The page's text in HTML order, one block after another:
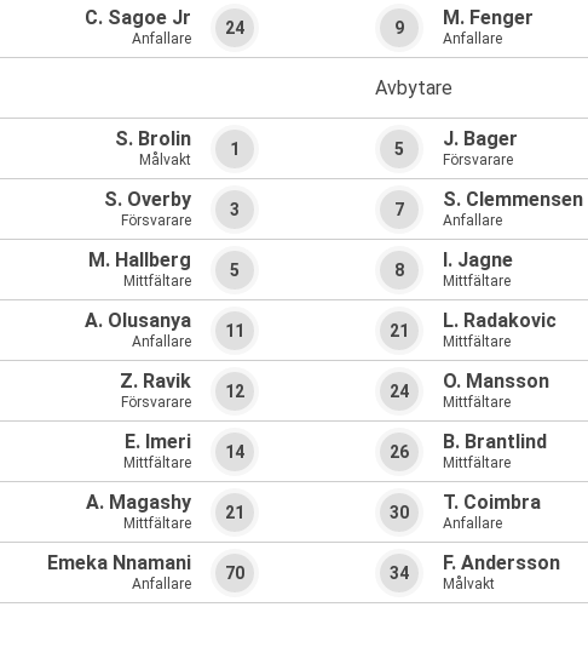
C. Sagoe Jr
Anfallare
24
S. Brolin
Målvakt
1
S. Overby
Försvarare
3
M. Hallberg
Mittfältare
5
A. Olusanya
Anfallare
11
Z. Ravik
Försvarare
12
E. Imeri
Mittfältare
14
A. Magashy
Mittfältare
21
Emeka Nnamani
Anfallare
70
9 M. Fenger
Anfallare
Avbytare
5 J. Bager
Försvarare
7 S. Clemmensen
Anfallare
8 I. Jagne
Mittfältare
21 L. Radakovic
Mittfältare
24 O. Mansson
Mittfältare
26 B. Brantlind
Mittfältare
30 T. Coimbra
Anfallare
34 F. Andersson
Målvakt